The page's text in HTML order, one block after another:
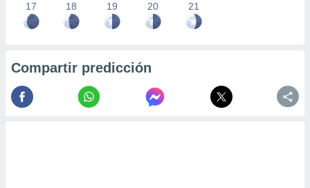
17 18 19 20 21
Compartir predicción